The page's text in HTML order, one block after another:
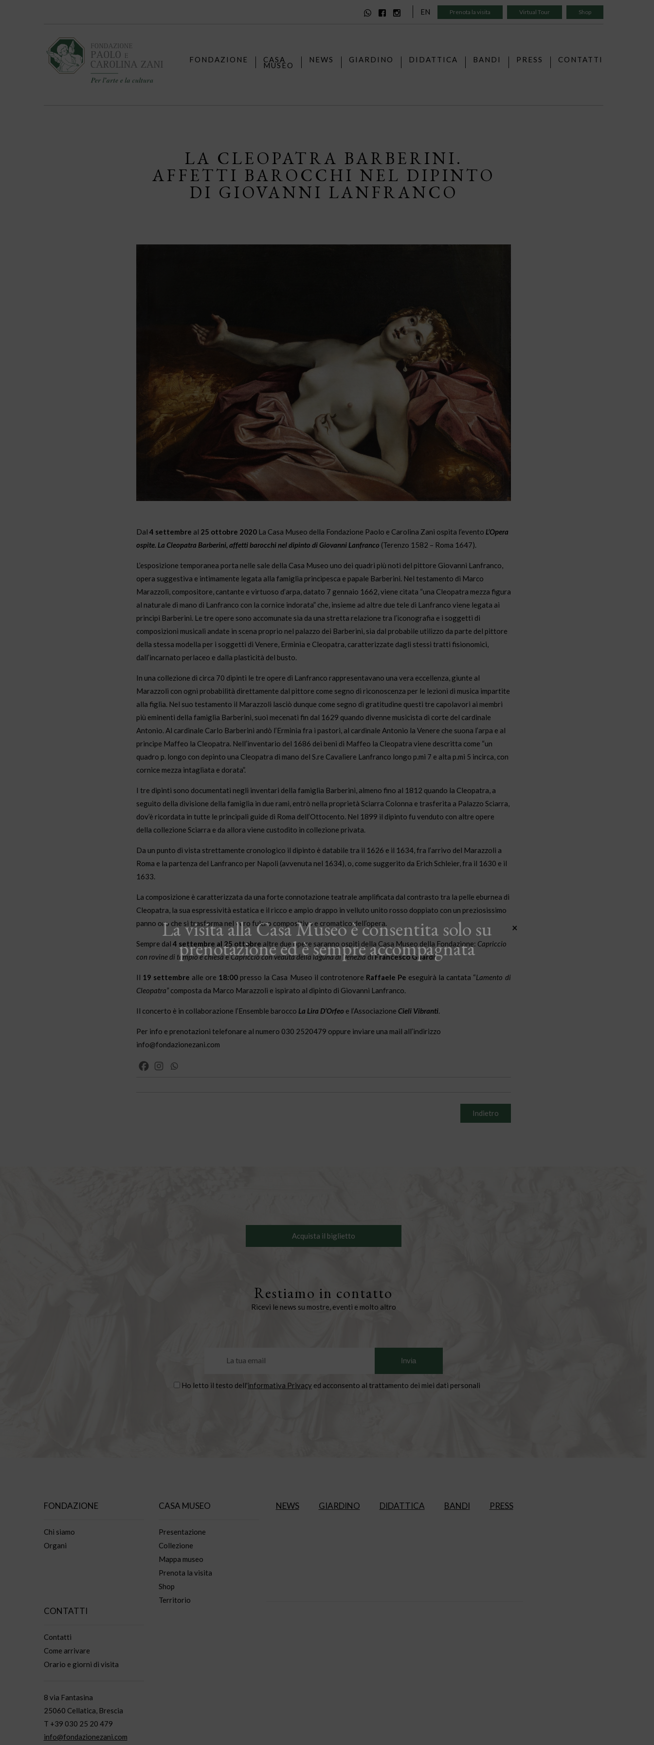
EN Prenota la visita Virtual Tour Shop
FONDAZIONE CASA
MUSEO
NEWS GIARDINO DIDATTICA BANDI PRESS CONTATTI
LA CLEOPATRA BARBERINI.
AFFETTI BAROCCHI NEL DIPINTO
DI GIOVANNI LANFRANCO
Dal 4 settembre al 25 ottobre 2020La Casa Museo della Fondazione Paolo e Carolina Zani ospita l’evento L’Opera
ospite. La Cleopatra Barberini, affetti barocchi nel dipinto di Giovanni Lanfranco (Terenzo 1582 – Roma 1647).
L’esposizione temporanea porta nelle sale della Casa Museo uno dei quadri più noti del pittore Giovanni Lanfranco,
opera suggestiva e intimamente legata alla famiglia principesca e papale Barberini. Nel testamento di Marco
Marazzoli, compositore, cantante e virtuoso d’arpa, datato 7 gennaio 1662, viene citata “una Cleopatra mezza figura
al naturale di mano di Lanfranco con la cornice indorata” che, insieme ad altre due tele di Lanfranco viene legata ai
principi Barberini. Le tre opere sono accomunate sia da una stretta relazione tra l’iconografia e i soggetti di
composizioni musicali andate in scena proprio nel palazzo dei Barberini, sia dal probabile utilizzo da parte del pittore
della stessa modella per i soggetti di Venere, Erminia e Cleopatra, caratterizzate dagli stessi tratti fisionomici,
dall’incarnato perlaceo e dalla plasticità del busto.
In una collezione di circa 70 dipinti le tre opere di Lanfranco rappresentavano una vera eccellenza, giunte al
Marazzoli con ogni probabilità direttamente dal pittore come segno di riconoscenza per le lezioni di musica impartite
alla figlia. Nel suo testamento il Marazzoli lasciò dunque come segno di gratitudine questi tre capolavori ai membri
più eminenti della famiglia Barberini, suoi mecenati fin dal 1629 quando divenne musicista di corte del cardinale
Antonio. Al cardinale Carlo Barberini andò l’Erminia fra i pastori, al cardinale Antonio la Venere che suona l’arpa e al
principe Maffeo la Cleopatra. Nell’inventario del 1686 dei beni di Maffeo la Cleopatra viene descritta come “un
quadro p. longo con depinto una Cleopatra di mano del S.re Cavaliere Lanfranco longo p.mi 7 e alta p.mi 5 incirca, con
cornice mezza intagliata e dorata”.
I tre dipinti sono documentati negli inventari della famiglia Barberini, almeno fino al 1812 quando la Cleopatra, a
seguito della divisione della famiglia in due rami, entrò nella proprietà Sciarra Colonna e trasferita a Palazzo Sciarra,
dov’è ricordata in tutte le principali guide di Roma dell’Ottocento. Nel 1899 il dipinto fu venduto con altre opere
della collezione Sciarra e da allora viene custodito in collezione privata.
Da un punto di vista strettamente cronologico il dipinto è databile tra il 1626 e il 1634, fra l’arrivo del Marazzoli a
Roma e la partenza del Lanfranco per Napoli (avvenuta nel 1634), o, come suggerito da Erich Schleier, fra il 1630 e il
1633.
La composizione è caratterizzata da una forte connotazione teatrale amplificata dal contrasto tra la pelle eburnea di
Cleopatra, la sua espressività estatica e il ricco e ampio drappo in velluto unito rosso doppiato con un preziosissimo
panno oro che si trasforma nel vero fulcro compositivo e cromatico dell’opera.
Sempre dal 4 settembre al 25 ottobre altre due opere saranno ospiti della Casa Museo della Fondazione: Capriccio
con rovine di tempioe chiesaeCapriccio con veduta della laguna di Venezia diFrancesco Guardi.
Il 19 settembre alle ore 18:00 presso la Casa Museo il controtenore Raffaele Pe eseguirà la cantata “Lamento di
Cleopatra” composta da Marco Marazzoli e ispirato al dipinto di Giovanni Lanfranco.
Il concerto è in collaborazione l’Ensemble barocco La Lira D’Orfeo e l’Associazione Cieli Vibranti.
Per info e prenotazioni telefonare al numero 030 2520479 oppure inviare una mail all’indirizzo
info@fondazionezani.com
Indietro
Acquista il biglietto
Restiamo in contatto
Ricevi le news su mostre, eventi e molto altro
Ho letto il testo dell'informativa Privacy ed acconsento al trattamento dei miei dati personali
FONDAZIONE
Chi siamo
Organi
CASA MUSEO
Presentazione
Collezione
Mappa museo
Prenota la visita
Shop
Territorio
NEWS GIARDINO DIDATTICA BANDI PRESS
CONTATTI
Contatti
Come arrivare
Orario e giorni di visita
8 via Fantasina
25060 Cellatica, Brescia
T +39 030 25 20 479
info@fondazionezani.com
La visita alla Casa Museo è consentita solo su
prenotazione ed è sempre accompagnata
×